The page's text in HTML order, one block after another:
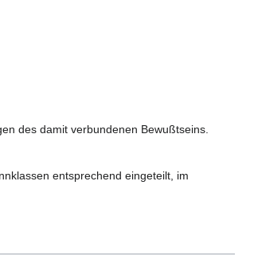
des damit verbundenen Bewußtseins.
entsprechend eingeteilt, im